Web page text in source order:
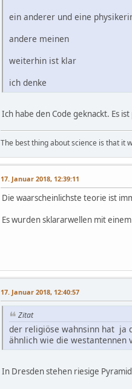
ein anderer und eine
andere meinen
weiterhin ist klar
ich denke
Ich habe den Code geknackt. Es
The best thing about science is that it
17. Januar 2018, 12:39:11
Die waarscheinlichste teorie ist
Es wurden sklararwellen mit
17. Januar 2018, 12:40:57
Zitat
der religiöse wahnsinn hat ja
ähnlich wie die westantennen
In Dresden stehen riesige